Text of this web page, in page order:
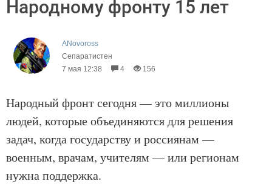
Народному фронту 15 лет
ANovoross
Сепаратистен
7 мая 12:38
4 156
Народный фронт сегодня — это миллионы
людей, которые объединяются для решения
задач, когда государству и россиянам —
военным, врачам, учителям — или регионам
нужна поддержка.